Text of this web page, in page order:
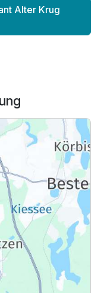
Alter Krug